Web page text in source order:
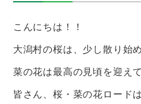
こんにちは！！
大潟村の桜は、少し散り始
菜の花は最高の見頃を迎え
皆さん、桜・菜の花ロード